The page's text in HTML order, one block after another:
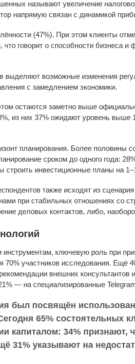
называют увеличение
напрямую связан с динамикой
(47%). При этом клиенты
говорит о способности бизнеса
выделяют возможные изменения
с замедлением экономики.
остаются заметно выше
из них 37% ожидают уровень
планирования. Более половины
сроком до одного года:
инвестиционные планы на
также исходят из
при стабильных отношениях со
деловых контактов, либо,
ключевую роль при
70% участников исследования.
внешних консультантов
— на специализированные
был посвящён
65% состоятельных
капиталом: 34% признают,
31% указывают на